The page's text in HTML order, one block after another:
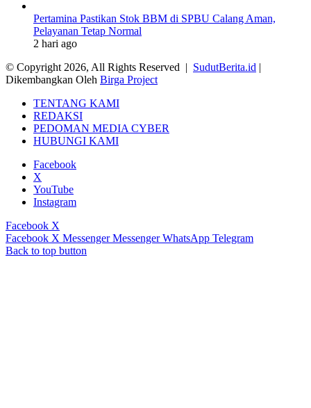
Pertamina Pastikan Stok BBM di SPBU Calang Aman,
Pelayanan Tetap Normal
2 hari ago
© Copyright 2026, All Rights Reserved | SudutBerita.id |
Dikembangkan Oleh Birga Project
TENTANG KAMI
REDAKSI
PEDOMAN MEDIA CYBER
HUBUNGI KAMI
Facebook
X
YouTube
Instagram
Facebook X
Facebook X Messenger Messenger WhatsApp Telegram
Back to top button